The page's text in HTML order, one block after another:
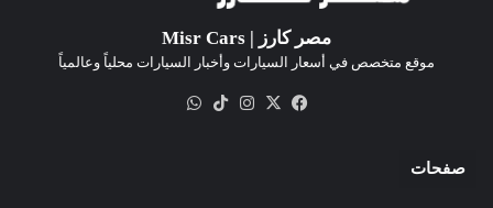
مصر كارز | Misr Cars
موقع متخصص في أسعار السيارات وأخبار السيارات محلياً وعالمياً
فيسبوك
‫X انستقرام‫TikTok
صفحات